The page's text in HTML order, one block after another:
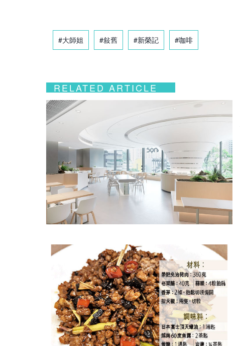
#大師姐 #敍舊 #新榮記 #咖啡
RELATED ARTICLE